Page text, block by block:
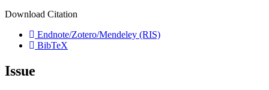
Download Citation
Endnote/Zotero/Mendeley (RIS)
BibTeX
Issue